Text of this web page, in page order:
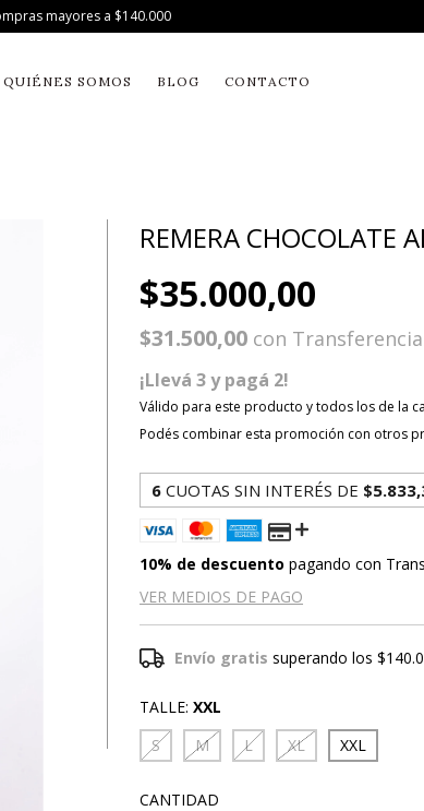
mayores a $140.000
QUIÉNES SOMOS BLOG CONTACTO
REMERA CHOCOLATE
$35.000,00
$31.500,00 con
¡Llevá 3 y pagá 2!
Válido para este producto y todos los de la
Podés combinar esta promoción con otros
6 CUOTAS SIN INTERÉS DE
10% de descuento pagando con
VER MEDIOS DE PAGO
Envío gratis superando los
TALLE: XXL
S
M L XL XXL
CANTIDAD